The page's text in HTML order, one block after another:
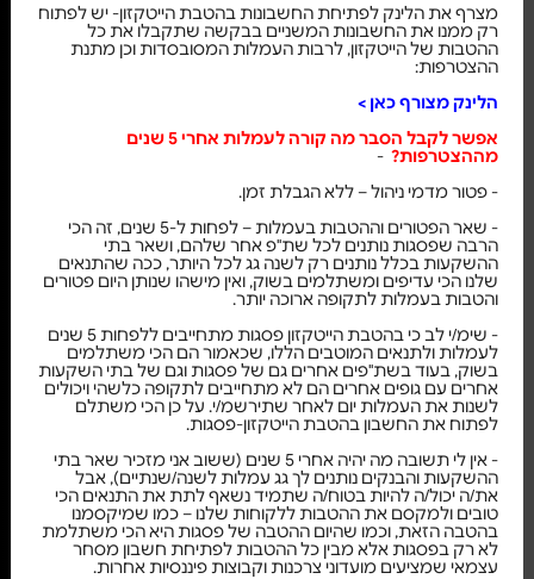
מצרף את הלינק לפתיחת החשבונות בהטבת הייטקזון- יש לפתוח
רק ממנו את החשבונות המשניים בבקשה שתקבלו את כל
ההטבות של הייטקזון, לרבות העמלות המסובסדות וכן מתנת
ההצטרפות:
הלינק מצורף כאן >
אפשר לקבל הסבר מה קורה לעמלות אחרי 5 שנים
מההצטרפות? -
- פטור מדמי ניהול – ללא הגבלת זמן.
- שאר הפטורים וההטבות בעמלות – לפחות ל-5 שנים, זה הכי
הרבה שפסגות נותנים לכל שת"פ אחר שלהם, ושאר בתי
ההשקעות בכלל נותנים רק לשנה גג לכל היותר, ככה שהתנאים
שלנו הכי עדיפים ומשתלמים בשוק, ואין מישהו שנותן היום פטורים
והטבות בעמלות לתקופה ארוכה יותר.
- שימ/י לב כי בהטבת הייטקזון פסגות מתחייבים ללפחות 5 שנים
לעמלות ולתנאים המוטבים הללו, שכאמור הם הכי משתלמים
בשוק, בעוד בשת"פים אחרים גם של פסגות וגם של בתי השקעות
אחרים עם גופים אחרים הם לא מתחייבים לתקופה כלשהי ויכולים
לשנות את העמלות יום לאחר שתירשמ/י. על כן הכי משתלם
לפתוח את החשבון בהטבת הייטקזון-פסגות.
- אין לי תשובה מה יהיה אחרי 5 שנים (ששוב אני מזכיר שאר בתי
ההשקעות והבנקים נותנים לך גג עמלות לשנה/שנתיים), אבל
את/ה יכול/ה להיות בטוח/ה שתמיד נשאף לתת את התנאים הכי
טובים ולמקסם את ההטבות ללקוחות שלנו – כמו שמיקסמנו
בהטבה הזאת, וכמו שהיום ההטבה של פסגות היא הכי משתלמת
לא רק בפסגות אלא מבין כל ההטבות לפתיחת חשבון מסחר
עצמאי שמציעים מועדוני צרכנות וקבוצות פיננסיות אחרות.